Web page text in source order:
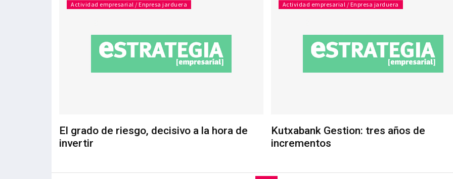
Actividad empresarial / Enpresa jarduera
El grado de riesgo, decisivo a la hora de
invertir
Actividad empresarial / Enpresa jarduera
Kutxabank Gestion: tres años de
incrementos